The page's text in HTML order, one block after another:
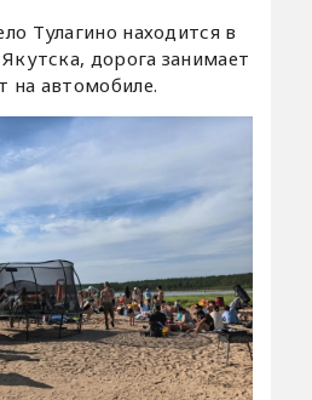
Тулагино находится в
дорога занимает
на автомобиле.